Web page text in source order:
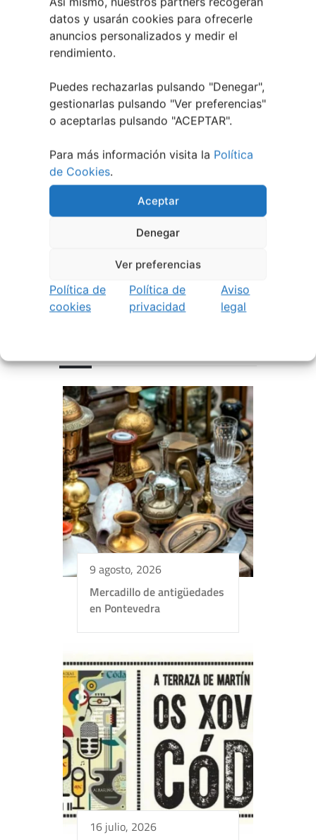
datos y usarán cookies para ofrecerle
anuncios personalizados y medir el
rendimiento.
Puedes rechazarlas pulsando "Denegar",
gestionarlas pulsando "Ver preferencias"
o aceptarlas pulsando "ACEPTAR".
Para más información visita la Política
de Cookies.
Aceptar
Denegar
Ver preferencias
Política de
cookies
Política de
privacidad
Aviso
legal
Leaflet| ©OpenStreetMapcontributors
9 agosto, 2026
Mercadillo de antigüedades
en Pontevedra
16 julio, 2026